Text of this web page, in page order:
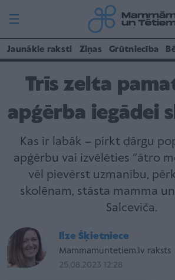
Jaunākie raksti Ziņas Grūtniecība
Trīs zelta
apģērba iegādei
Kas ir labāk – pirkt dārgu
apģērbu vai izvēlēties “ātro
vēl pievērst uzmanību,
skolēnam, stāsta mamma
Salceviča.
Ilze Šķietniece
Mammamuntetiem.lv raksts
25.08.2023 12:28